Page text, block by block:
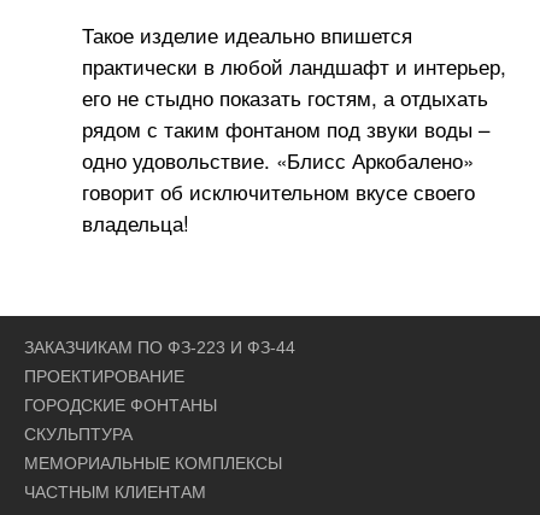
Такое изделие идеально впишется
практически в любой ландшафт и интерьер,
его не стыдно показать гостям, а отдыхать
рядом с таким фонтаном под звуки воды –
одно удовольствие. «Блисс Аркобалено»
говорит об исключительном вкусе своего
владельца!
ЗАКАЗЧИКАМ ПО ФЗ-223 И ФЗ-44
ПРОЕКТИРОВАНИЕ
ГОРОДСКИЕ ФОНТАНЫ
СКУЛЬПТУРА
МЕМОРИАЛЬНЫЕ КОМПЛЕКСЫ
ЧАСТНЫМ КЛИЕНТАМ